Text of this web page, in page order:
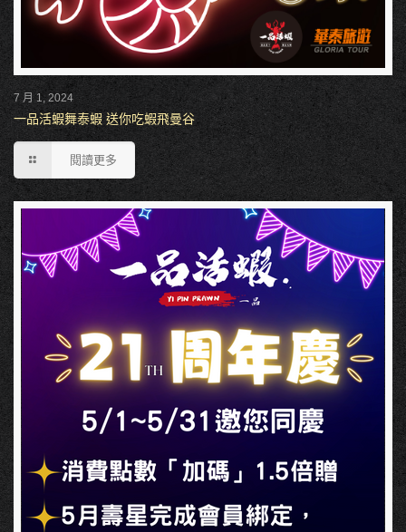
7 月 1, 2024
一品活蝦舞泰蝦 送你吃蝦飛曼谷
閱讀更多